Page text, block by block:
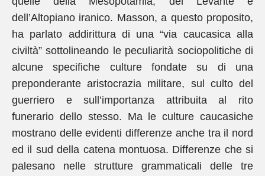
dell’Altopiano iranico. Masson, a questo proposito,
ha parlato addirittura di una “via caucasica alla
civiltà” sottolineando le peculiarità sociopolitiche di
alcune specifiche culture fondate su di una
preponderante aristocrazia militare, sul culto del
guerriero e sull’importanza attribuita al rito
funerario dello stesso. Ma le culture caucasiche
mostrano delle evidenti differenze anche tra il nord
ed il sud della catena montuosa. Differenze che si
palesano nelle strutture grammaticali delle tre